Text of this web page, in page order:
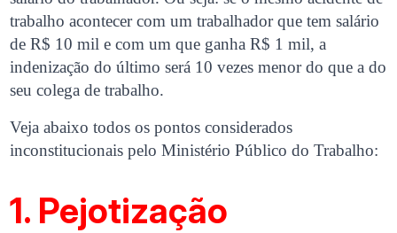
trabalho acontecer com um trabalhador que tem salário
de R$ 10 mil e com um que ganha R$ 1 mil, a
indenização do último será 10 vezes menor do que a do
seu colega de trabalho.
Veja abaixo todos os pontos considerados
inconstitucionais pelo Ministério Público do Trabalho:
1. Pejotização